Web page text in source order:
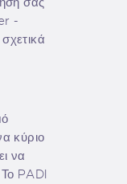
-
κύριο
να
PADI